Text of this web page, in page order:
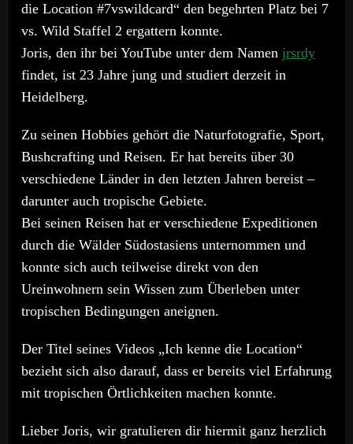
die Location #7vswildcard“ den begehrten Platz bei 7
vs. Wild Staffel 2 ergattern konnte.
Joris, den ihr bei YouTube unter dem Namen jrsrdy
findet, ist 23 Jahre jung und studiert derzeit in
Heidelberg.
Zu seinen Hobbies gehört die Naturfotografie, Sport,
Bushcrafting und Reisen. Er hat bereits über 30
verschiedene Länder in den letzten Jahren bereist –
darunter auch tropische Gebiete.
Bei seinen Reisen hat er verschiedene Expeditionen
durch die Wälder Südostasiens unternommen und
konnte sich auch teilweise direkt von den
Ureinwohnern sein Wissen zum Überleben unter
tropischen Bedingungen aneignen.
Der Titel seines Videos „Ich kenne die Location“
bezieht sich also darauf, dass er bereits viel Erfahrung
mit tropischen Örtlichkeiten machen konnte.
Lieber Joris, wir gratulieren dir hiermit ganz herzlich